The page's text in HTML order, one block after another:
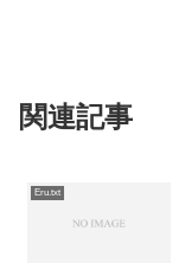
関連記事
Eru.txt